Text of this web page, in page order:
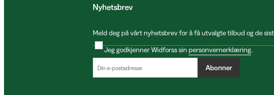
Nyhetsbrev
Meld deg på vårt nyhetsbrev for å få utvalgte tilbud og de
Jeg godkjenner Widforss sin personvernerklæring.
Abonner